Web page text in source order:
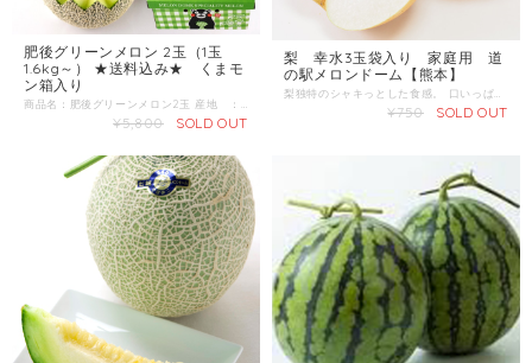
肥後グリーンメロン 2玉（1玉
1.6kg～） ★送料込み★ くまモ
ン箱入り
¥5,800 SOLD OUT
梨 幸水3玉袋入り 家庭用 道
の駅メロンドーム【熊本】
¥750 SOLD OUT